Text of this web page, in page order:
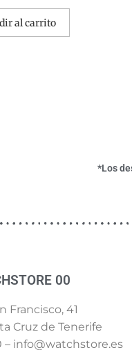
al carrito
*Los
00
Francisco, 41
Cruz de Tenerife
– info@watchstore.es